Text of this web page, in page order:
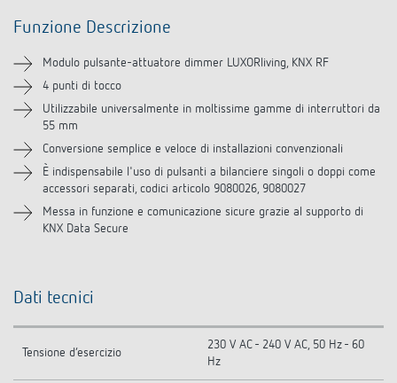
Downloads
Accessori
Funzione Descrizione
Modulo pulsante-attuatore dimmer LUXORliving, KNX RF
4 punti di tocco
Utilizzabile universalmente in moltissime gamme di interruttori da
55 mm
Conversione semplice e veloce di installazioni convenzionali
È indispensabile l'uso di pulsanti a bilanciere singoli o doppi come
accessori separati, codici articolo 9080026, 9080027
Messa in funzione e comunicazione sicure grazie al supporto di
KNX Data Secure
Dati tecnici
Tensione d’esercizio
230 V AC - 240 V AC, 50 Hz - 60
Hz